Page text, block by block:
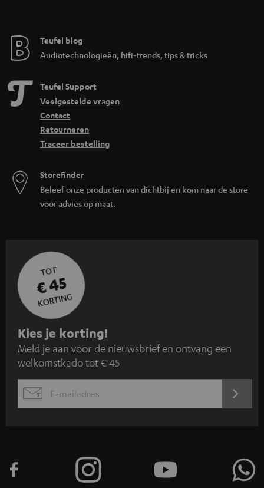
Teufel blog
Audiotechnologieën, hifi-trends, tips & tricks
Teufel Support
Veelgestelde vragen
Contact
Retourneren
Traceer bestelling
Storefinder
Beleef onze producten van dichtbij en kom naar de store
voor advies op maat.
TOT
€ 45
KORTING
A
a
n
m
e
n
Kies je korting!
Meld je aan voor de nieuwsbrief en ontvang een
welkomstkado tot € 45
EMAIL